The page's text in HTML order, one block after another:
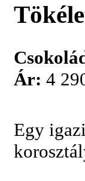
Ár: 4
Egy